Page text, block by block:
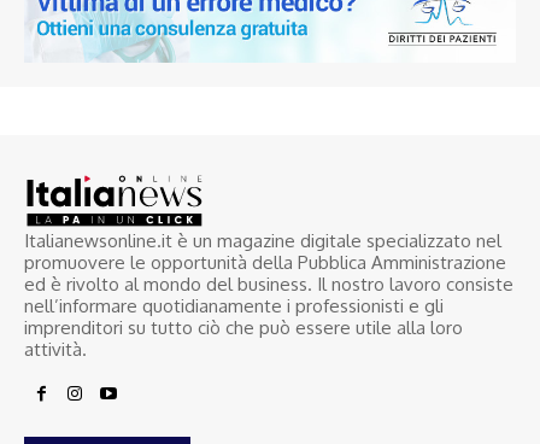
Italianewsonline.it è un magazine digitale specializzato nel
promuovere le opportunità della Pubblica Amministrazione
ed è rivolto al mondo del business. Il nostro lavoro consiste
nell’informare quotidianamente i professionisti e gli
imprenditori su tutto ciò che può essere utile alla loro
attività.